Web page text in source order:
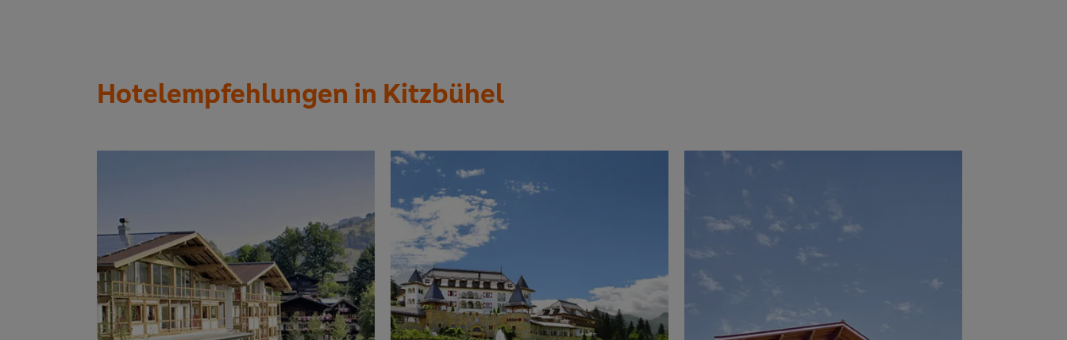
Hotelempfehlungen in Kitzbühel